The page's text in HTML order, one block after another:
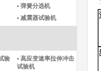
• 弹簧分选机
• 减震器试验机
验
• 高应变速率拉伸冲击
试验机